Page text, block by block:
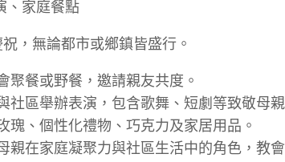
、家庭餐點
，無論都市或鄉鎮皆盛行。
聚餐或野餐，邀請親友共度。
社區舉辦表演，包含歌舞、短劇等致敬母親
瑰、個性化禮物、巧克力及家居用品。
親在家庭凝聚力與社區生活中的角色，教